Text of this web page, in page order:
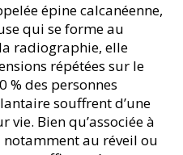
épine calcanéenne,
qui se forme au
radiographie, elle
répétées sur le
% des personnes
souffrent d’une
Bien qu’associée à
au réveil ou